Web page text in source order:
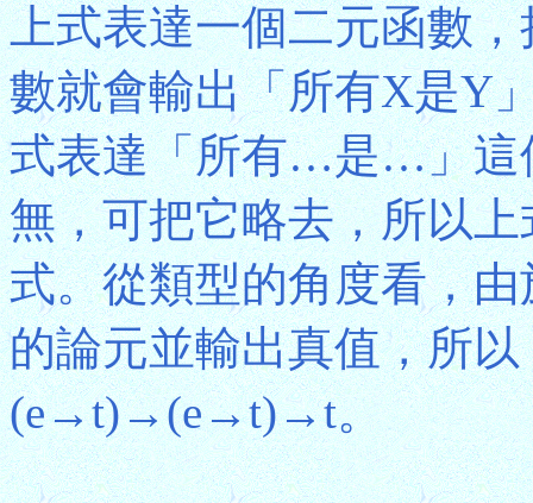
上式表達一個二元函數
數就會輸出「所有X是Y
式表達「所有…是…」這
無，可把它略去，所以
式。從類型的角度看，
的論元並輸出真值，所
(e→t)→(e→t)→t。